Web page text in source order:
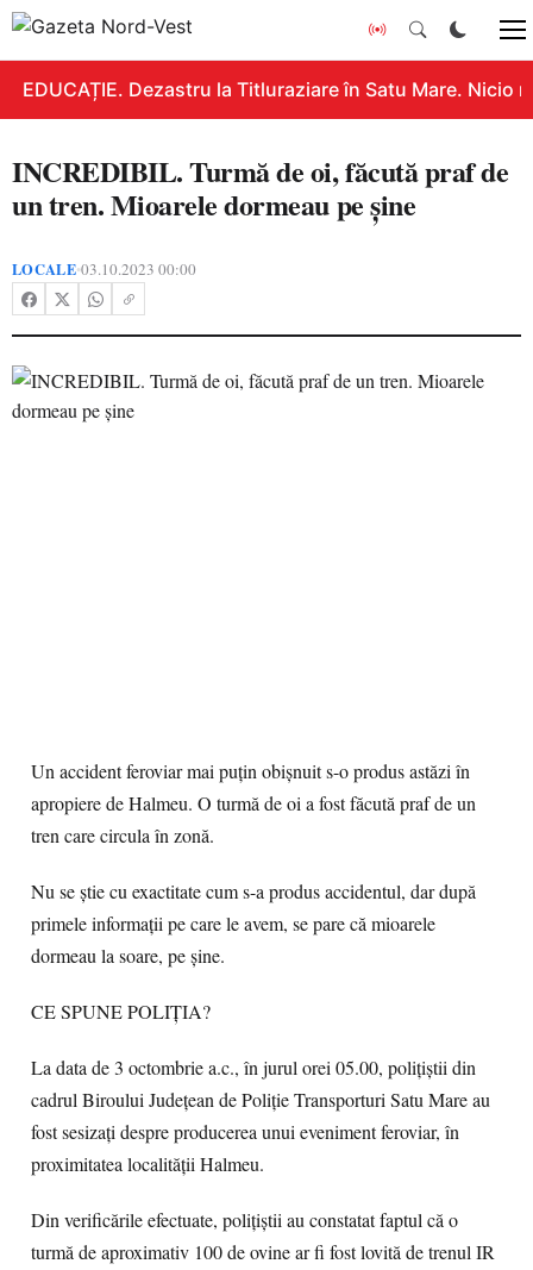
EDUCAȚIE. Dezastru la Titluraziare în Satu Mare. Nicio
INCREDIBIL. Turmă de oi, făcută praf de
un tren. Mioarele dormeau pe șine
LOCALE•03.10.2023 00:00
Un accident feroviar mai puțin obișnuit s-o produs astăzi în
apropiere de Halmeu. O turmă de oi a fost făcută praf de un
tren care circula în zonă.
Nu se știe cu exactitate cum s-a produs accidentul, dar după
primele informații pe care le avem, se pare că mioarele
dormeau la soare, pe șine.
CE SPUNE POLIȚIA?
La data de 3 octombrie a.c., în jurul orei 05.00, polițiștii din
cadrul Biroului Județean de Poliție Transporturi Satu Mare au
fost sesizați despre producerea unui eveniment feroviar, în
proximitatea localității Halmeu.
Din verificările efectuate, polițiștii au constatat faptul că o
turmă de aproximativ 100 de ovine ar fi fost lovită de trenul IR